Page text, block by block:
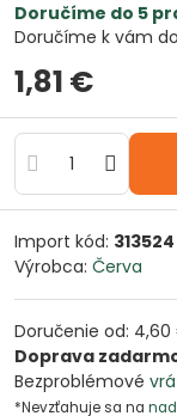
Doručíme do 5
Doručíme k vám
1,81 €
Import kód: 313524
Výrobca: Červa
Doručenie od:
Doprava
Bezproblémové
*Nevzťahuje sa na